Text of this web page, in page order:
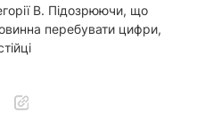
В. Підозрюючи, що
перебувати цифри,